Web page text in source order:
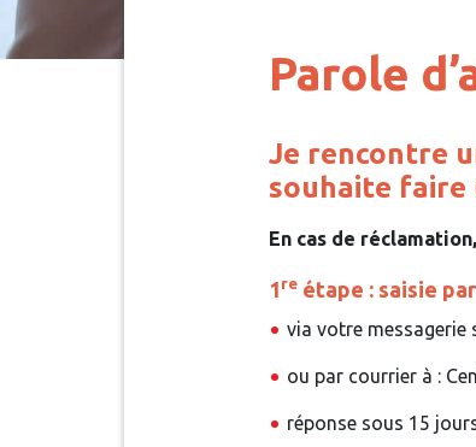
Parole
Je rencontre
souhaite faire
En cas de
1re étape : saisie
via votre messagerie
ou par courrier à :
réponse sous 15